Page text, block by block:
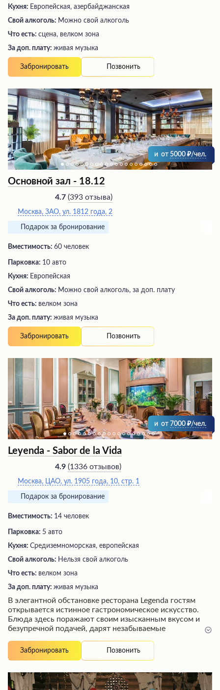
Кухня: Европейская, азербайджанская
Свой алкоголь: Можно свой алкоголь
Что есть: сцена, велком зона
За доп. плату: живая музыка
Забронировать Позвонить
и от 5000 /чел.
Основной зал - 18.12
4.7 (393 отзыва)
Москва, ЗАО, ул. 1812 года, 2
Подарок за бронирование
Вместимость: 60 человек
Парковка: 10 авто
Кухня: Европейская
Свой алкоголь: Можно свой алкоголь, за доп. плату
Что есть: велком зона
За доп. плату: живая музыка
Забронировать Позвонить
и от 7000 /чел.
Leyenda - Sabor de la Vida
4.9 (1336 отзывов)
Москва, ЦАО, ул. 1905 года, 10, стр. 1
Подарок за бронирование
Вместимость: 14 человек
Парковка: 5 авто
Кухня: Средиземноморская, европейская
Свой алкоголь: Нельзя свой алкоголь
Что есть: велком зона
За доп. плату: живая музыка
В элегантной обстановке ресторана Legenda гостям
открывается истинное гастрономическое искусство.
Блюда здесь поражают своим изысканным вкусом и
безупречной подачей, дарят незабываемые
персонал и уютная атмосфера создают ощущение
роскоши. Посетители наслаждаются изумительными
вкусами мирового гастрономического наследия.
Каждый визит в этот ресторан превращается в
Забронировать Позвонить